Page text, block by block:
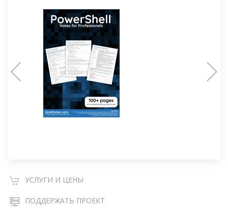
УСЛУГИ И ЦЕНЫ
ПОДДЕРЖАТЬ ПРОЕКТ